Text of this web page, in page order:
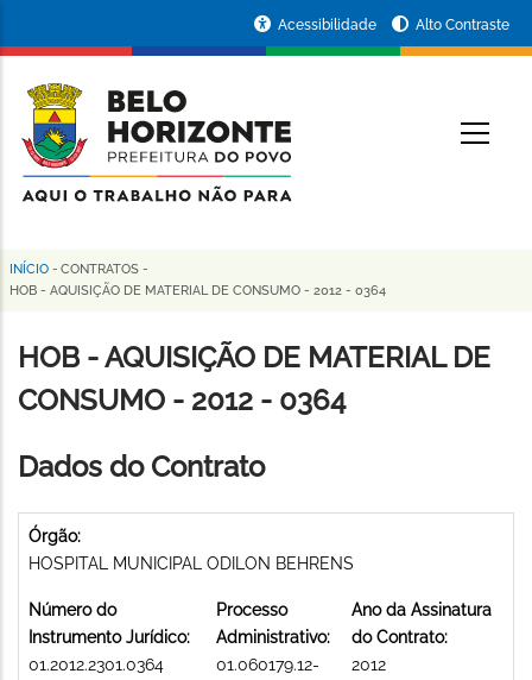
conteúdo
principal
da
Prefeitura
de
Horizonte
Acessibilidade Alto Contraste
Trilha
navegação
INÍCIO - CONTRATOS -
HOB - AQUISIÇÃO DE MATERIAL DE CONSUMO - 2012 - 0364
HOB - AQUISIÇÃO DE MATERIAL DE
CONSUMO - 2012 - 0364
Dados do Contrato
Órgão:
HOSPITAL MUNICIPAL ODILON BEHRENS
Número do
Instrumento Jurídico:
01.2012.2301.0364
Processo
Administrativo:
01.060179.12-
Ano da Assinatura
do Contrato:
2012